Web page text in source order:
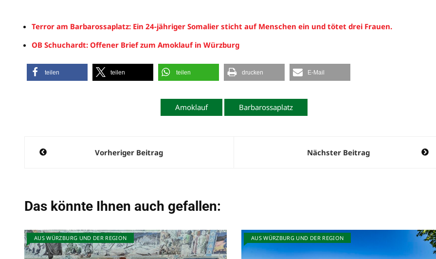
Terror am Barbarossaplatz: Ein 24-jähriger Somalier sticht auf Menschen ein und tötet drei Frauen.
OB Schuchardt: Offener Brief zum Amoklauf in Würzburg
teilen teilen teilen drucken E-Mail
Amoklauf Barbarossaplatz
Beitragsnavigation
Vorheriger Beitrag Nächster Beitrag
Das könnte Ihnen auch gefallen:
AUS WÜRZBURG UND DER REGION AUS WÜRZBURG UND DER REGION